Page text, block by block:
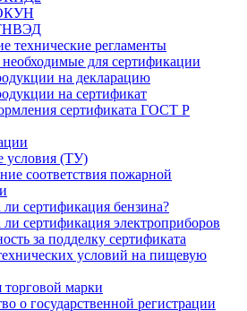
технические регламенты
для сертификации
на декларацию
на сертификат
сертификата ГОСТ Р
условия (ТУ)
соответствия пожарной
ли сертификация бензина?
ли сертификация электроприборов
за подделку сертификата
условий на пищевую
торговой марки
о государственной регистрации